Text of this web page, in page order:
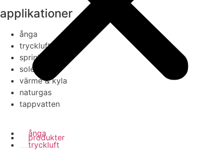
produkter
applikationer
ånga
tryckluft
sprinkler
solenergi
värme & kyla
naturgas
tappvatten
ånga
tryckluft